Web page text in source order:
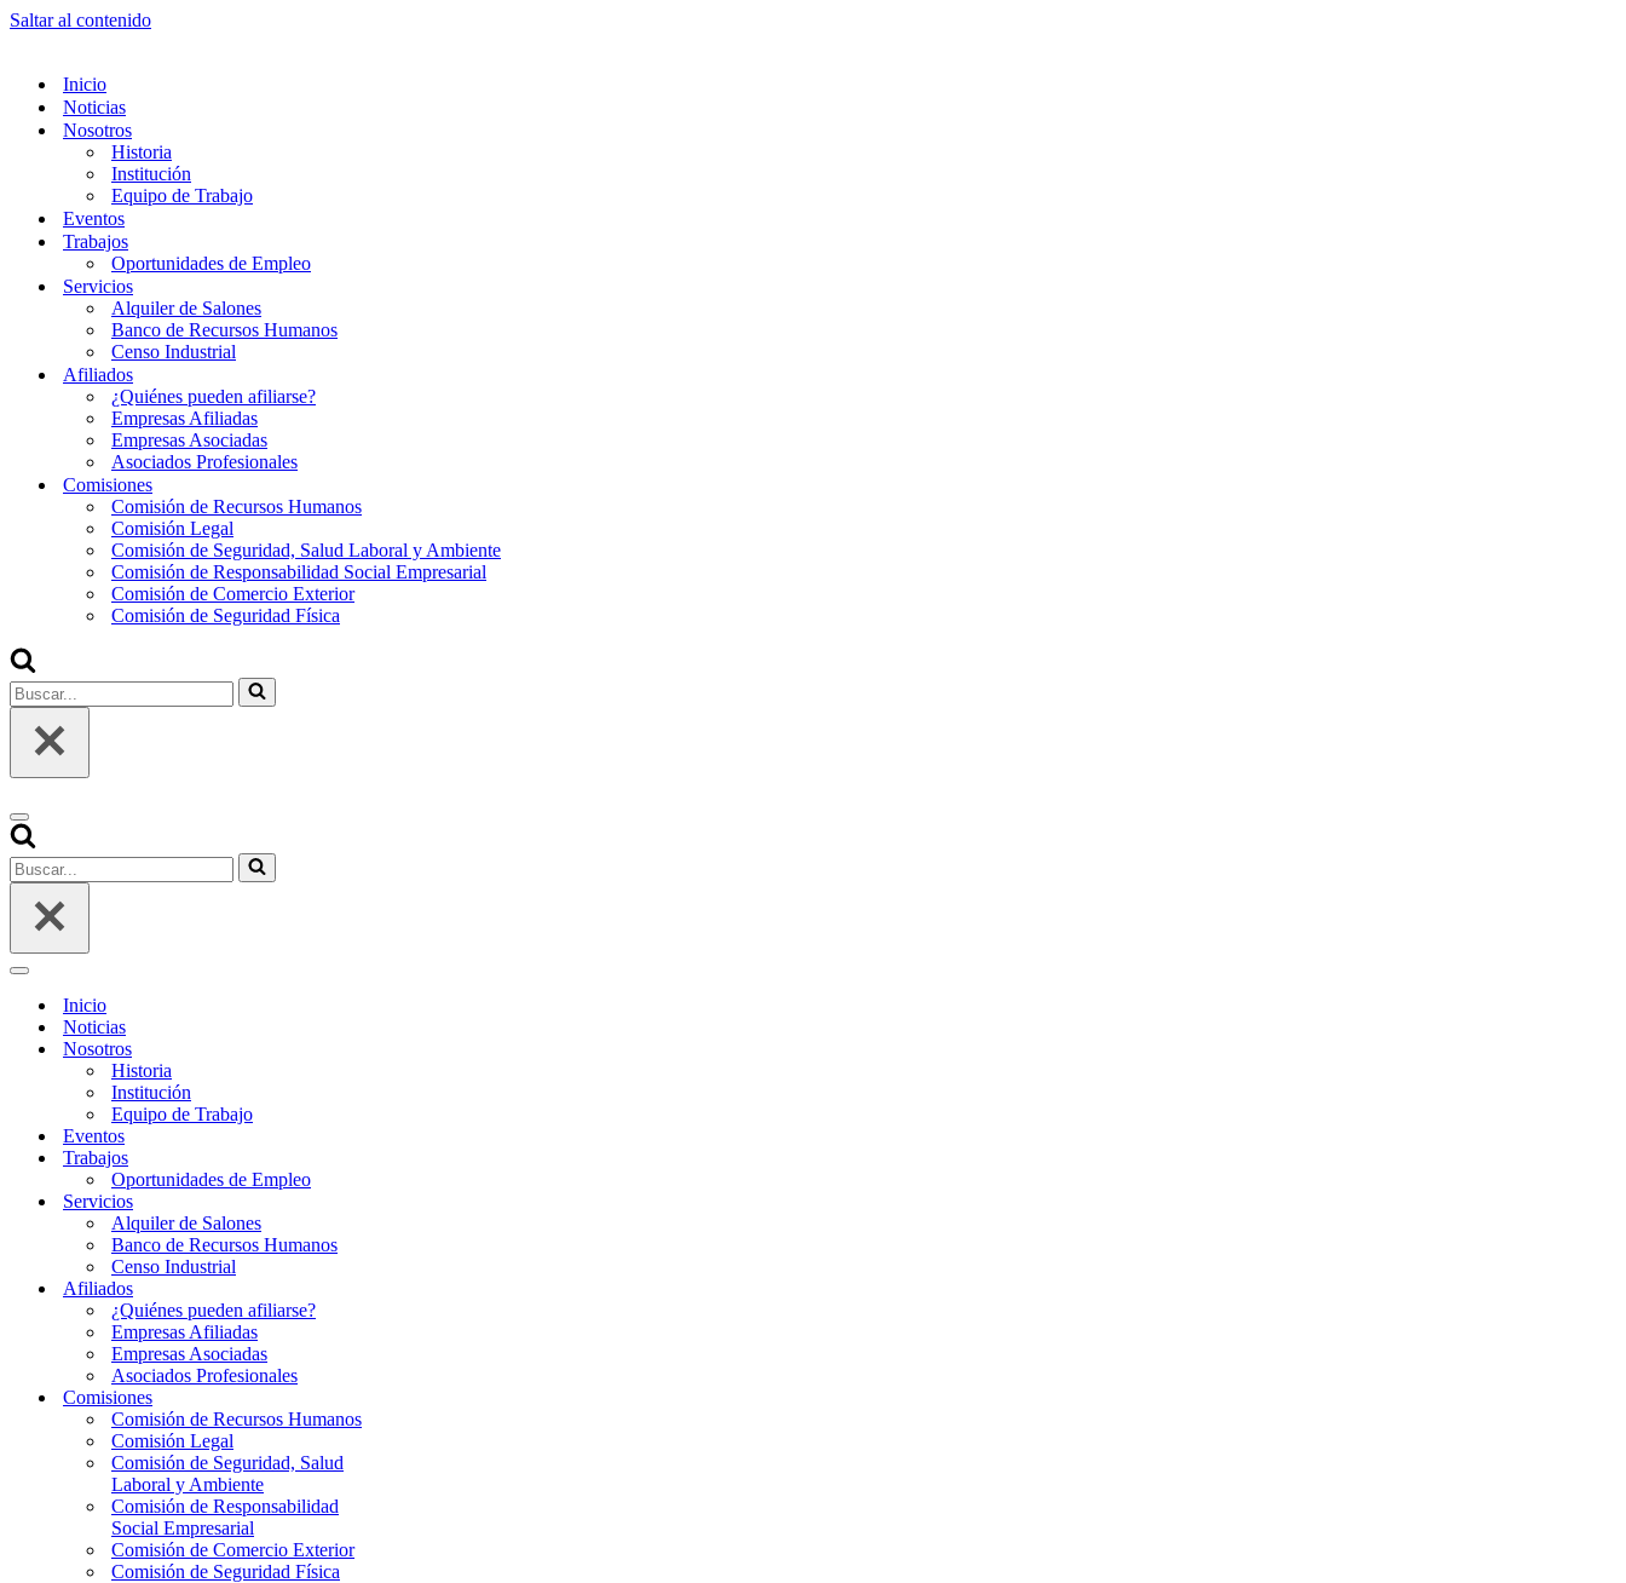
Saltar al contenido
Inicio
Noticias
Nosotros
Historia
Institución
Equipo de Trabajo
Eventos
Trabajos
Oportunidades de Empleo
Servicios
Alquiler de Salones
Banco de Recursos Humanos
Censo Industrial
Afiliados
¿Quiénes pueden afiliarse?
Empresas Afiliadas
Empresas Asociadas
Asociados Profesionales
Comisiones
Comisión de Recursos Humanos
Comisión Legal
Comisión de Seguridad, Salud Laboral y Ambiente
Comisión de Responsabilidad Social Empresarial
Comisión de Comercio Exterior
Comisión de Seguridad Física
Inicio
Noticias
Nosotros
Historia
Institución
Equipo de Trabajo
Eventos
Trabajos
Oportunidades de Empleo
Servicios
Alquiler de Salones
Banco de Recursos Humanos
Censo Industrial
Afiliados
¿Quiénes pueden afiliarse?
Empresas Afiliadas
Empresas Asociadas
Asociados Profesionales
Comisiones
Comisión de Recursos Humanos
Comisión Legal
Comisión de Seguridad, Salud
Laboral y Ambiente
Comisión de Responsabilidad
Social Empresarial
Comisión de Comercio Exterior
Comisión de Seguridad Física